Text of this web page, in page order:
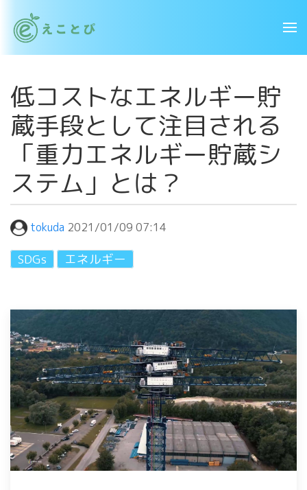
低コストなエネルギー貯
蔵手段として注目される
「重力エネルギー貯蔵シ
ステム」とは？
tokuda 2021/01/09 07:14
SDGs エネルギー